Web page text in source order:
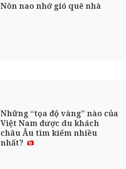
Nôn nao nhớ gió quê nhà
Những “tọa độ vàng” nào của
Việt Nam được du khách
châu Âu tìm kiếm nhiều
nhất?